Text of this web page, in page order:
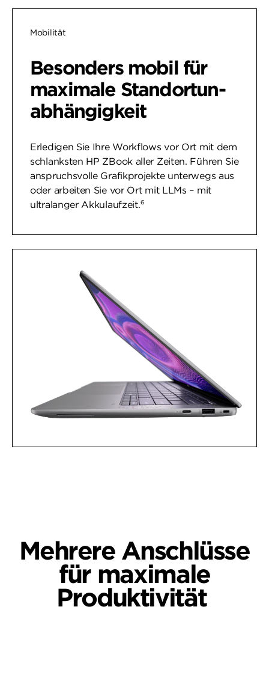
Mobilität
Besonders mobil für
maximale Standortun­
abhängigkeit
Erledigen Sie Ihre Workflows vor Ort mit dem
schlanksten HP ZBook aller Zeiten. Führen Sie
anspruchsvolle Grafikprojekte unterwegs aus
oder arbeiten Sie vor Ort mit LLMs – mit
ultralanger Akkulaufzeit.6
Mehrere Anschlüsse
für maximale
Produktivität